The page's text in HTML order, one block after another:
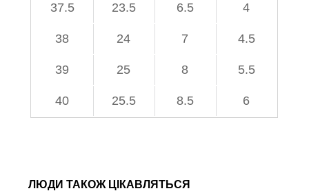
37.5 23.5 6.5 4
38 24 7 4.5
39 25 8 5.5
40 25.5 8.5 6
ЛЮДИ ТАКОЖ ЦІКАВЛЯТЬСЯ